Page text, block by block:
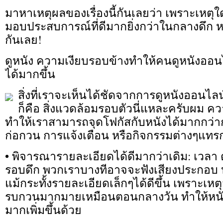
มาหาเหตุผลของเรื่องนี้กันเลยว่า เพราะเหตุ
มอบประสบการณ์ที่ดีมากยิ่งกว่าในกลางดึก
กันเลย!
ดูหนัง ความเงียบรอบข้างทำให้คนดูหนังออ
ได้มากขึ้น
สิ่งที่เราจะเห็นได้ชัดจากการดูหนังออนไล
ก็คือ สิ่งแวดล้อมรอบตัวนี่แหละครับผม คว
ทำให้เราสามารถจุดโฟกัสกับหนังได้มากกว่
ก่อกวน การแจ้งเตือน หรือกิจกรรมต่างๆแทร
• พิจารณารายละเอียดได้ดีมากว่าเดิม: เวล
รอบดึก พวกเราบางทีอาจจะฟังเสียงประกอ
แม้กระทั้งรายละเอียดเล็กๆได้ดีขึ้น เพราะเห
รบกวนมากมายเหมือนตอนกลางวัน ทำให้
มากเพิ่มขึ้นด้วย